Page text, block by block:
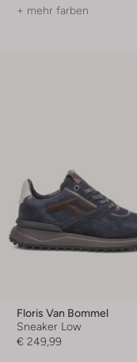
+ mehr farben
Floris Van Bommel
Sneaker Low
€ 249,99